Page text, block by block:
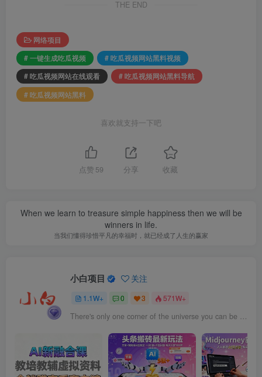
THE END
网络项目
# 一键生成吃瓜视频
# 吃瓜视频网站黑料视频
# 吃瓜视频网站在线观看
# 吃瓜视频网站黑料导航
# 吃瓜视频网站黑料
喜欢就支持一下吧
点赞 59 分享 收藏
When we learn to treasure simple happiness then we will be
winners in life.
当我们懂得珍惜平凡的幸福时，就已经成了人生的赢家
小白项目 关注
1.1W+ 0 3 571W+
There's only one corner of the universe you can be sure of improving, and that's your own self.